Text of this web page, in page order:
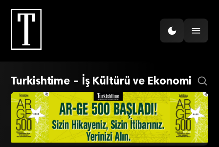
Turkishtime – İş Kültürü ve Ekonomi